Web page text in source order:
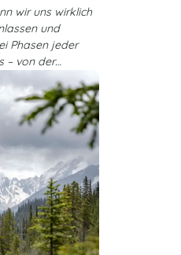
wir uns wirklich
und
Phasen jeder
– von der…